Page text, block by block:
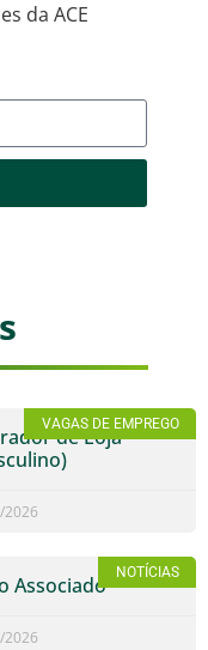
da ACE
VAGAS DE EMPREGO
de Loja
NOTÍCIAS
Associado